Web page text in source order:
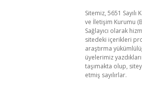
Sitemiz, 5651
ve İletişim Kurumu
Sağlayıcı olarak
sitedeki içerikleri
araştırma
üyelerimiz
taşımakta olup,
etmiş sayılırlar.